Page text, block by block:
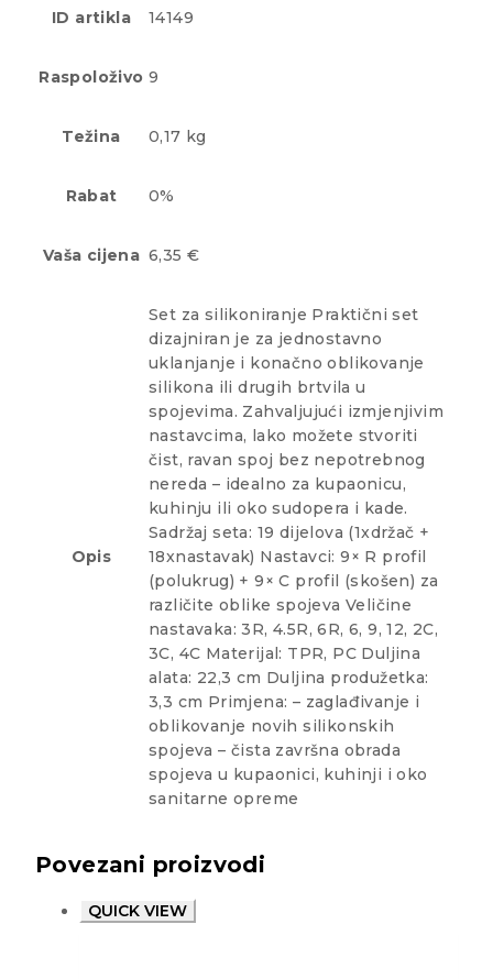
ID artikla 14149
Raspoloživo 9
Težina 0,17 kg
Rabat 0%
Vaša cijena 6,35 €
Opis
Set za silikoniranje Praktični set
dizajniran je za jednostavno
uklanjanje i konačno oblikovanje
silikona ili drugih brtvila u
spojevima. Zahvaljujući izmjenjivim
nastavcima, lako možete stvoriti
čist, ravan spoj bez nepotrebnog
nereda – idealno za kupaonicu,
kuhinju ili oko sudopera i kade.
Sadržaj seta: 19 dijelova (1xdržač +
18xnastavak) Nastavci: 9× R profil
(polukrug) + 9× C profil (skošen) za
različite oblike spojeva Veličine
nastavaka: 3R, 4.5R, 6R, 6, 9, 12, 2C,
3C, 4C Materijal: TPR, PC Duljina
alata: 22,3 cm Duljina produžetka:
3,3 cm Primjena: – zaglađivanje i
oblikovanje novih silikonskih
spojeva – čista završna obrada
spojeva u kupaonici, kuhinji i oko
sanitarne opreme
Povezani proizvodi
QUICK VIEW